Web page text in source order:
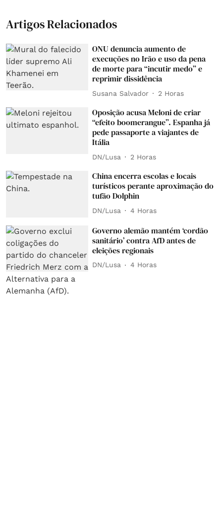
Artigos Relacionados
ONU denuncia aumento de
execuções no Irão e uso da pena
de morte para “incutir medo” e
reprimir dissidência
Susana Salvador 2 Horas
Oposição acusa Meloni de criar
“efeito boomerangue”. Espanha já
pede passaporte a viajantes de
Itália
DN/Lusa 2 Horas
China encerra escolas e locais
turísticos perante aproximação do
tufão Dolphin
DN/Lusa 4 Horas
Governo alemão mantém ‘cordão
sanitário’ contra AfD antes de
eleições regionais
DN/Lusa 4 Horas